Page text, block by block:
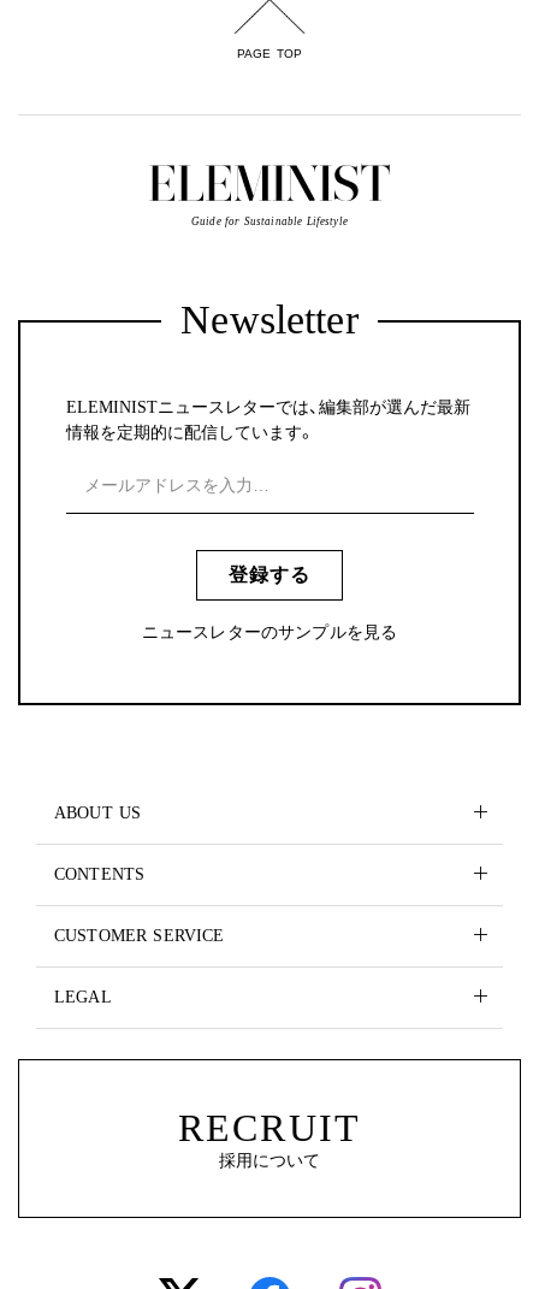
PAGE TOP
Guide for Sustainable Lifestyle
Newsletter
ELEMINISTニュースレターでは、編集部が選んだ最新
情報を定期的に配信しています。
登録する
ニュースレターのサンプルを見る
ABOUT US
CONTENTS
CUSTOMER SERVICE
LEGAL
RECRUIT
採用について